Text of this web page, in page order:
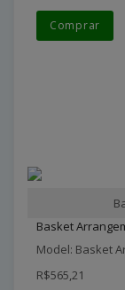
Comprar
Basket
Model: Basket
R$565,21